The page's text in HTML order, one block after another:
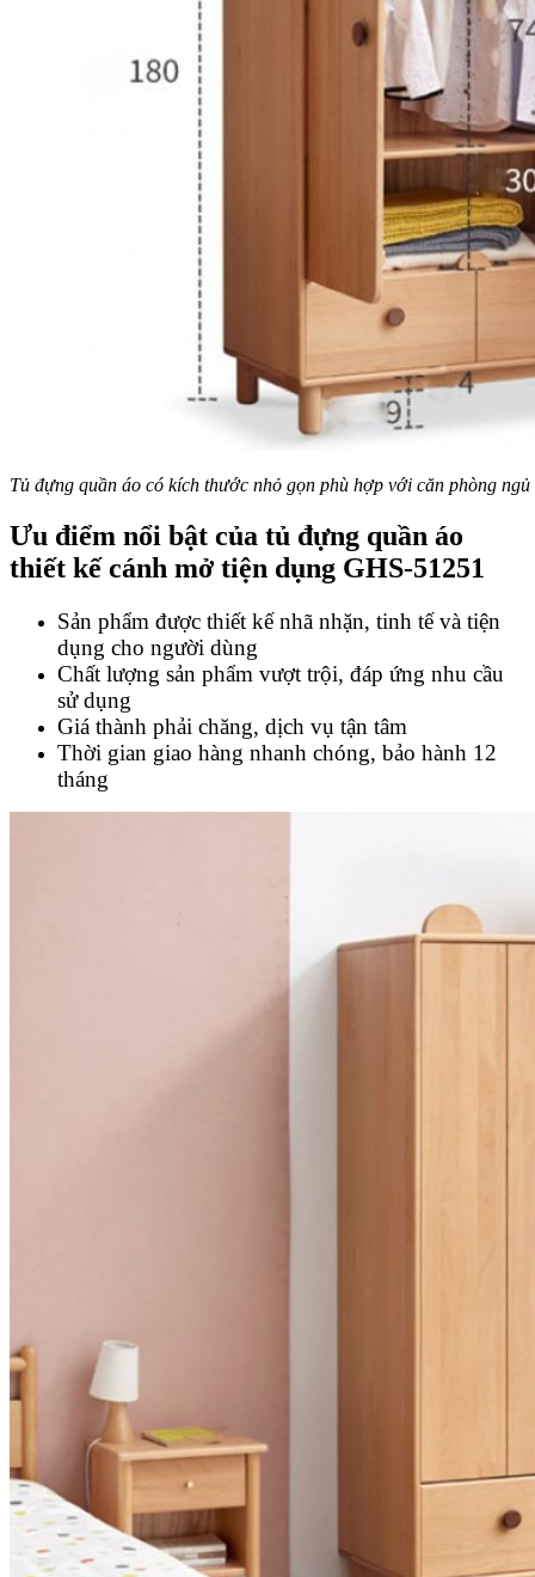
Tủ đựng quần áo có kích thước nhỏ gọn phù hợp với căn phòng ngủ
Ưu điểm nổi bật của tủ đựng quần áo
thiết kế cánh mở tiện dụng GHS-51251
Sản phẩm được thiết kế nhã nhặn, tinh tế và tiện
dụng cho người dùng
Chất lượng sản phẩm vượt trội, đáp ứng nhu cầu
sử dụng
Giá thành phải chăng, dịch vụ tận tâm
Thời gian giao hàng nhanh chóng, bảo hành 12
tháng